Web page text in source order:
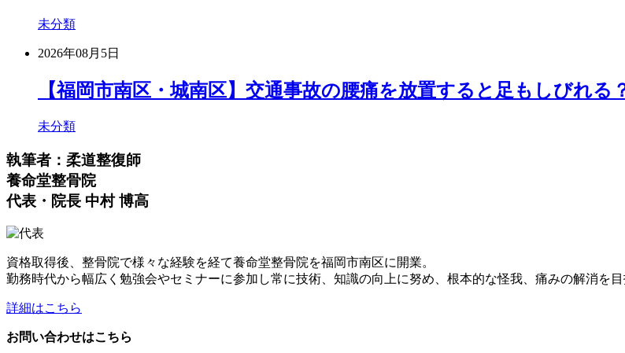
未分類
2026年08月5日
【福岡市南区・城南区】交通事故の腰痛を放置すると足もしびれ
未分類
執筆者：柔道整復師
養命堂整骨院
代表・院長 中村 博高
資格取得後、整骨院で様々な経験を経て養命堂整骨院を福岡市南区に開業。
勤務時代から幅広く勉強会やセミナーに参加し常に技術、知識の向上に努め、根本的な怪我、痛みの解消を目
詳細はこちら
お問い合わせはこちら